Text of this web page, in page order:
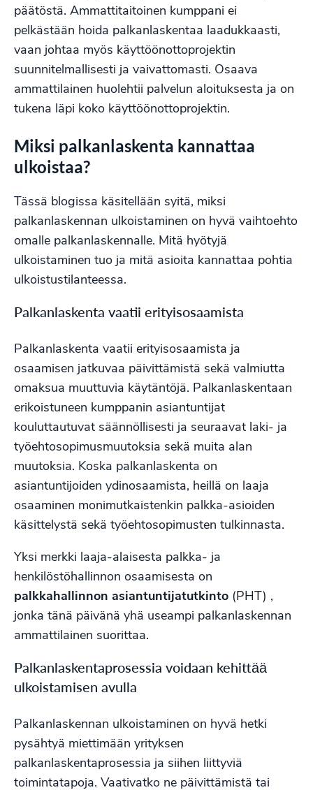
päätöstä. Ammattitaitoinen kumppani ei
pelkästään hoida palkanlaskentaa laadukkaasti,
vaan johtaa myös käyttöönottoprojektin
suunnitelmallisesti ja vaivattomasti. Osaava
ammattilainen huolehtii palvelun aloituksesta ja on
tukena läpi koko käyttöönottoprojektin.
Miksi palkanlaskenta kannattaa
ulkoistaa?
Tässä blogissa käsitellään syitä, miksi
palkanlaskennan ulkoistaminen on hyvä vaihtoehto
omalle palkanlaskennalle. Mitä hyötyjä
ulkoistaminen tuo ja mitä asioita kannattaa pohtia
ulkoistustilanteessa.
Palkanlaskenta vaatii erityisosaamista
Palkanlaskenta vaatii erityisosaamista ja
osaamisen jatkuvaa päivittämistä sekä valmiutta
omaksua muuttuvia käytäntöjä. Palkanlaskentaan
erikoistuneen kumppanin asiantuntijat
kouluttautuvat säännöllisesti ja seuraavat laki- ja
työehtosopimusmuutoksia sekä muita alan
muutoksia. Koska palkanlaskenta on
asiantuntijoiden ydinosaamista, heillä on laaja
osaaminen monimutkaistenkin palkka-asioiden
käsittelystä sekä työehtosopimusten tulkinnasta.
Yksi merkki laaja-alaisesta palkka- ja
henkilöstöhallinnon osaamisesta on
palkkahallinnon asiantuntijatutkinto (PHT) ,
jonka tänä päivänä yhä useampi palkanlaskennan
ammattilainen suorittaa.
Palkanlaskentaprosessia voidaan kehittää
ulkoistamisen avulla
Palkanlaskennan ulkoistaminen on hyvä hetki
pysähtyä miettimään yrityksen
palkanlaskentaprosessia ja siihen liittyviä
toimintatapoja. Vaativatko ne päivittämistä tai